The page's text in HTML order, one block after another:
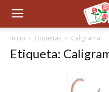
Inicio Etiquetas Caligrama
Etiqueta: